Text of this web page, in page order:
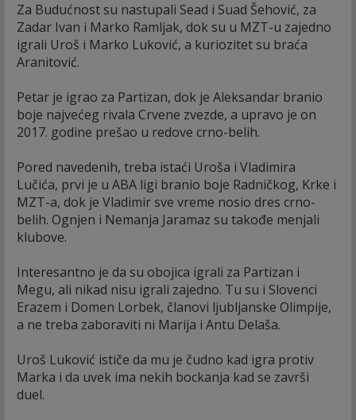
Za Budućnost su nastupali Sead i Suad Šehović, za
Zadar Ivan i Marko Ramljak, dok su u MZT-u zajedno
igrali Uroš i Marko Luković, a kuriozitet su braća
Aranitović.
Petar je igrao za Partizan, dok je Aleksandar branio
boje najvećeg rivala Crvene zvezde, a upravo je on
2017. godine prešao u redove crno-belih.
Pored navedenih, treba istaći Uroša i Vladimira
Lučića, prvi je u ABA ligi branio boje Radničkog, Krke i
MZT-a, dok je Vladimir sve vreme nosio dres crno-
belih. Ognjen i Nemanja Jaramaz su takođe menjali
klubove.
Interesantno je da su obojica igrali za Partizan i
Megu, ali nikad nisu igrali zajedno. Tu su i Slovenci
Erazem i Domen Lorbek, članovi ljubljanske Olimpije,
a ne treba zaboraviti ni Marija i Antu Delaša.
Uroš Luković ističe da mu je čudno kad igra protiv
Marka i da uvek ima nekih bockanja kad se završi
duel.